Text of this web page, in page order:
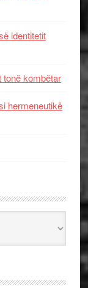
identitetit
tonë kombëtar
hermeneutikë